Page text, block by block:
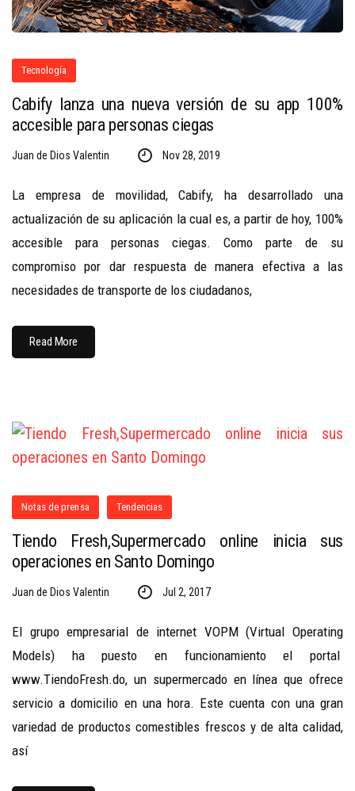
Tecnología
Cabify lanza una nueva versión de su app 100%
accesible para personas ciegas
Juan de Dios Valentin Nov 28, 2019
La empresa de movilidad, Cabify, ha desarrollado una
actualización de su aplicación la cual es, a partir de hoy, 100%
accesible para personas ciegas. Como parte de su
compromiso por dar respuesta de manera efectiva a las
necesidades de transporte de los ciudadanos,
Read More
Notas de prensa Tendencias
Tiendo Fresh,Supermercado online inicia sus
operaciones en Santo Domingo
Juan de Dios Valentin Jul 2, 2017
El grupo empresarial de internet VOPM (Virtual Operating
Models) ha puesto en funcionamiento el portal
www.TiendoFresh.do, un supermercado en línea que ofrece
servicio a domicilio en una hora. Este cuenta con una gran
variedad de productos comestibles frescos y de alta calidad,
así